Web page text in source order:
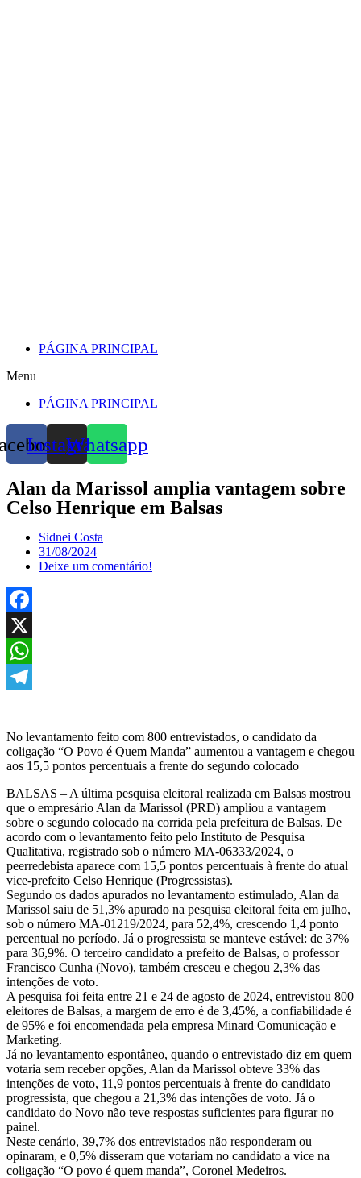
PÁGINA PRINCIPAL
Menu
PÁGINA PRINCIPAL
InstagramWhatsapp
Alan da Marissol amplia vantagem sobre
Celso Henrique em Balsas
Sidnei Costa
31/08/2024
Deixe um comentário!
Facebook
X
WhatsApp
No levantamento feito com 800 entrevistados, o candidato da
coligação “O Povo é Quem Manda” aumentou a vantagem e chegou
aos 15,5 pontos percentuais a frente do segundo colocado
BALSAS – A última pesquisa eleitoral realizada em Balsas mostrou
que o empresário Alan da Marissol (PRD) ampliou a vantagem
sobre o segundo colocado na corrida pela prefeitura de Balsas. De
acordo com o levantamento feito pelo Instituto de Pesquisa
Qualitativa, registrado sob o número MA-06333/2024, o
peerredebista aparece com 15,5 pontos percentuais à frente do atual
vice-prefeito Celso Henrique (Progressistas).
Segundo os dados apurados no levantamento estimulado, Alan da
Marissol saiu de 51,3% apurado na pesquisa eleitoral feita em julho,
sob o número MA-01219/2024, para 52,4%, crescendo 1,4 ponto
percentual no período. Já o progressista se manteve estável: de 37%
para 36,9%. O terceiro candidato a prefeito de Balsas, o professor
Francisco Cunha (Novo), também cresceu e chegou 2,3% das
intenções de voto.
A pesquisa foi feita entre 21 e 24 de agosto de 2024, entrevistou 800
eleitores de Balsas, a margem de erro é de 3,45%, a confiabilidade é
de 95% e foi encomendada pela empresa Minard Comunicação e
Marketing.
Já no levantamento espontâneo, quando o entrevistado diz em quem
votaria sem receber opções, Alan da Marissol obteve 33% das
intenções de voto, 11,9 pontos percentuais à frente do candidato
progressista, que chegou a 21,3% das intenções de voto. Já o
candidato do Novo não teve respostas suficientes para figurar no
painel.
Neste cenário, 39,7% dos entrevistados não responderam ou
opinaram, e 0,5% disseram que votariam no candidato a vice na
coligação “O povo é quem manda”, Coronel Medeiros.